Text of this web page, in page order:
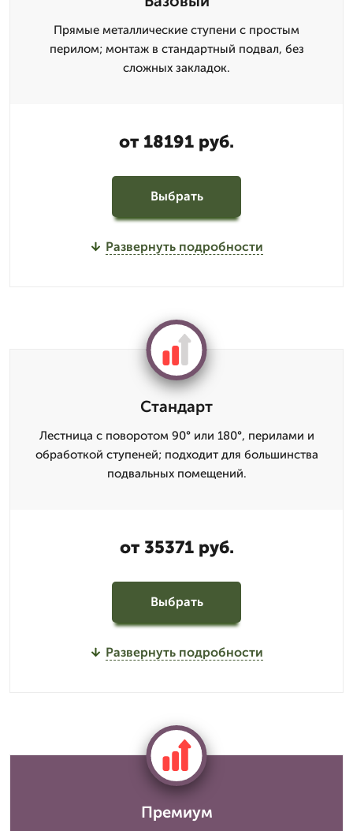
Прямые металлические ступени с простым
перилом; монтаж в стандартный подвал, без
сложных закладок.
от 18191 руб.
Выбрать
Развернуть подробности
Стандарт
Лестница с поворотом 90° или 180°, перилами и
обработкой ступеней; подходит для большинства
подвальных помещений.
от 35371 руб.
Выбрать
Развернуть подробности
Премиум